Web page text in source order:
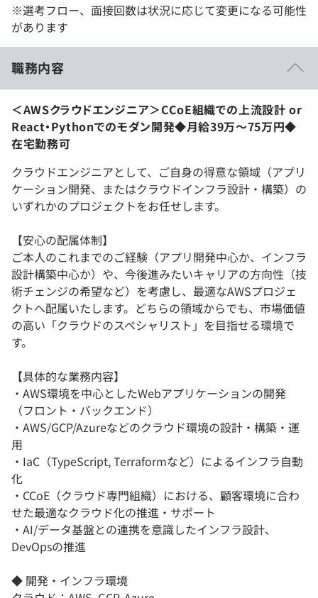
※選考フロー、面接回数は状況に応じて変更になる可能性
があります
職務内容
＜AWSクラウドエンジニア＞CCoE組織での上流設計 or
React・Pythonでのモダン開発◆月給39万〜75万円◆
在宅勤務可
クラウドエンジニアとして、ご自身の得意な領域（アプリ
ケーション開発、またはクラウドインフラ設計・構築）の
いずれかのプロジェクトをお任せします。
【安心の配属体制】
ご本人のこれまでのご経験（アプリ開発中心か、インフラ
設計構築中心か）や、今後進みたいキャリアの方向性（技
術チェンジの希望など）を考慮し、最適なAWSプロジェ
クトへ配属いたします。どちらの領域からでも、市場価値
の高い「クラウドのスペシャリスト」を目指せる環境で
す。
【具体的な業務内容】
・AWS環境を中心としたWebアプリケーションの開発
（フロント・バックエンド）
・AWS/GCP/Azureなどのクラウド環境の設計・構築・運
用
・IaC（TypeScript, Terraformなど）によるインフラ自動
化
・CCoE（クラウド専門組織）における、顧客環境に合わ
せた最適なクラウド化の推進・サポート
・AI/データ基盤との連携を意識したインフラ設計、
DevOpsの推進
◆ 開発・インフラ環境